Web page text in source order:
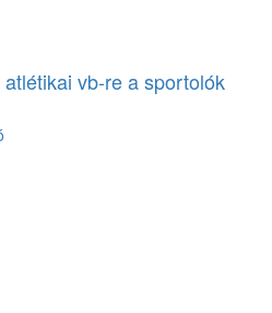
vb-re a sportolók